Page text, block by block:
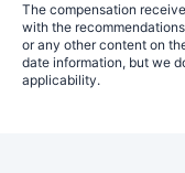
The compensation
with the
or any other content on
date information, but we
applicability.